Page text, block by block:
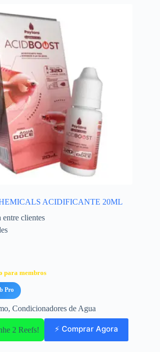
ACIDIFICANTE 20ML
clientes
para membros
Pro
, Condicionadores de Agua
2 Reefs! ⚡ Comprar Agora